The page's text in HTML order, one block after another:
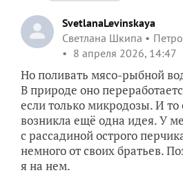
SvetlanaLevinskaya
Светлана Шкипа
8 апреля 2026, 14:47
Но поливать мясо-рыбной
В природе оно
если только микродозы. И то
возникла ещё одна идея. У
с рассадиной острого
немного от своих братьев.
я на нем.